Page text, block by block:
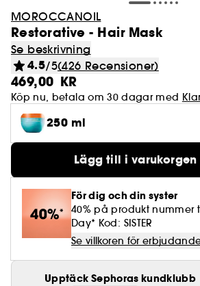
MOROCCANOIL
Restorative - Hair Mask
Se beskrivning
4.5/5(426 Recensioner)
469,00 KR
Köp nu, betala om 30 dagar med
250 ml
Lägg till i varukorgen
För dig och din syster
40% på produkt nummer
Day* Kod: SISTER
Se villkoren för
Upptäck Sephoras kundklubb